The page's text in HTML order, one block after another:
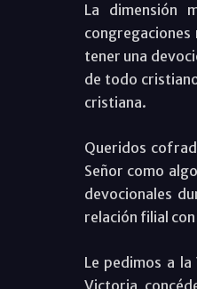
La dimensión
tener una
de todo
cristiana.
Queridos
Señor como
devocionales
relación filial
Le pedimos a